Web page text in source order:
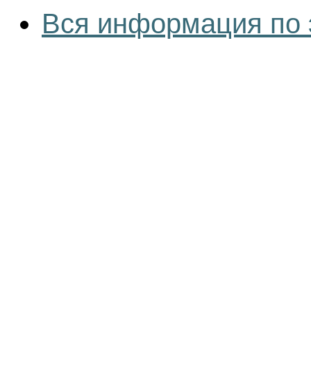
Вся информация по